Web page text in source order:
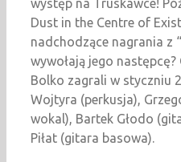
występ na Truskawce!
Dust in the Centre of
nadchodzące nagrania z
wywołają jego
Bolko zagrali w styczniu
Wojtyra (perkusja),
wokal), Bartek Głodo
Piłat (gitara basowa).